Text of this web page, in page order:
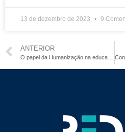
13 de dezembro de 2023 9
ANTERIOR